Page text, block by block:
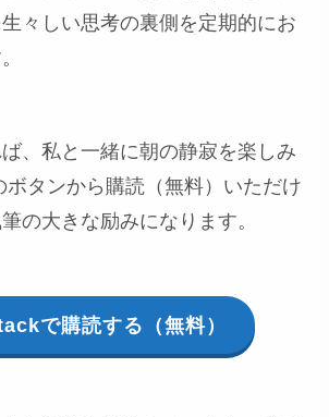
々しい思考の裏側を定期的にお
、私と一緒に朝の静寂を楽しみ
ボタンから購読（無料）いただけ
の大きな励みになります。
で購読する（無料）